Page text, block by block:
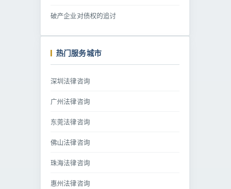
破产企业对债权的追讨
热门服务城市
深圳法律咨询
广州法律咨询
东莞法律咨询
佛山法律咨询
珠海法律咨询
惠州法律咨询